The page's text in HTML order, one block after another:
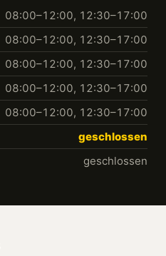
08:00–12:00, 12:30–17:00
08:00–12:00, 12:30–17:00
08:00–12:00, 12:30–17:00
08:00–12:00, 12:30–17:00
08:00–12:00, 12:30–17:00
geschlossen
geschlossen